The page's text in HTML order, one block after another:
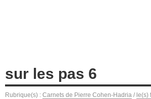
sur les pas 6
Rubrique(s) : Carnets de Pierre Cohen-Hadria / le(s)